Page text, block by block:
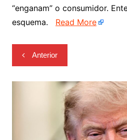
“enganam” o consumidor.
esquema. Read More
Navegação
de
Post
Anterior